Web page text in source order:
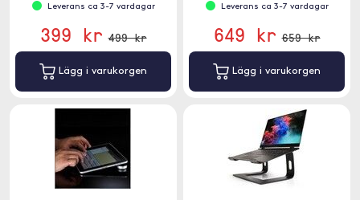
Leverans ca 3-7 vardagar
399 kr 499 kr
Lägg i varukorgen
Leverans ca 3-7 vardagar
649 kr 659 kr
Lägg i varukorgen